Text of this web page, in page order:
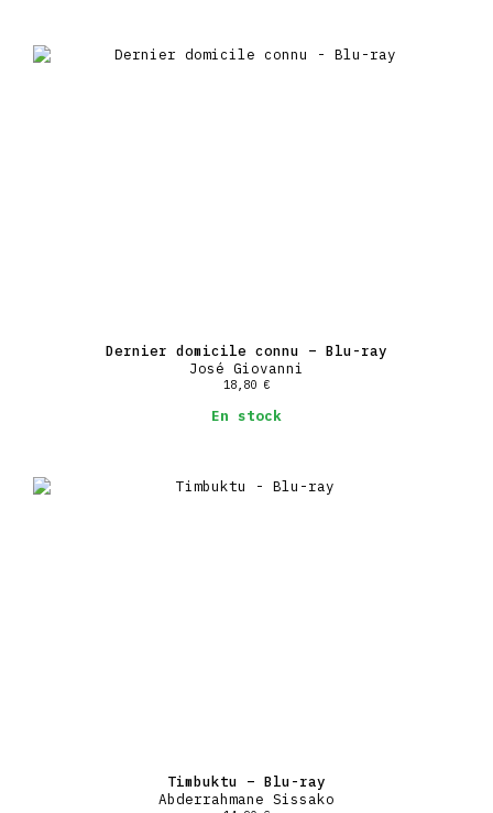
Dernier domicile connu – Blu-ray
José Giovanni
18,80 €
En stock
Timbuktu – Blu-ray
Abderrahmane Sissako